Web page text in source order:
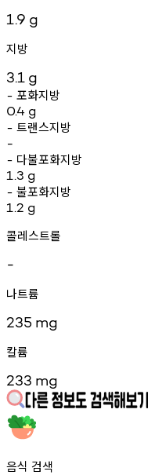
1.9 g
지방
3.1 g
- 포화지방
0.4 g
- 트랜스지방
-
- 다불포화지방
1.3 g
- 불포화지방
1.2 g
콜레스트롤
-
나트륨
235 mg
칼륨
233 mg
음식 검색